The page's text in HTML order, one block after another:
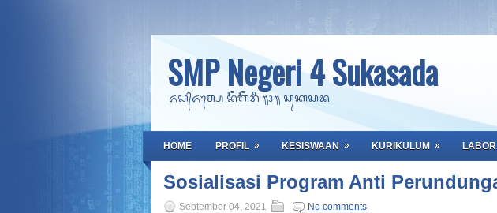
SMP Negeri 4 Sukasada
ᬏᬲ᭄ᬏᬫ᭄ᬧᬾ ᬦᭂᬕᭂᬭᬶ ᭟᭔᭟ ᬲᬸᬓᬲᬤ
HOME PROFIL » KESISWAAN » KURIKULUM »
Sosialisasi Program Anti
September 04, 2021 No comments